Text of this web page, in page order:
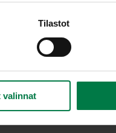
Tilastot
valinnat